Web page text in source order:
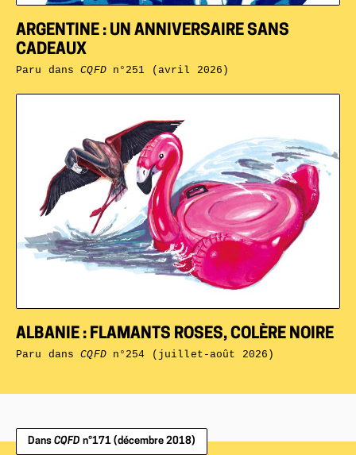
ALBANIE : FLAMANTS ROSES, COLÈRE NOIRE
Paru dansCQFDn°254 (juillet-août 2026)
ARGENTINE : UN ANNIVERSAIRE SANS
CADEAUX
Paru dansCQFDn°251 (avril 2026)
Dans CQFD n°171 (décembre 2018)